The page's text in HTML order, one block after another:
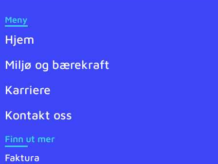
Meny
Hjem
Miljø og bærekraft
Karriere
Kontakt oss
Finn ut mer
Faktura